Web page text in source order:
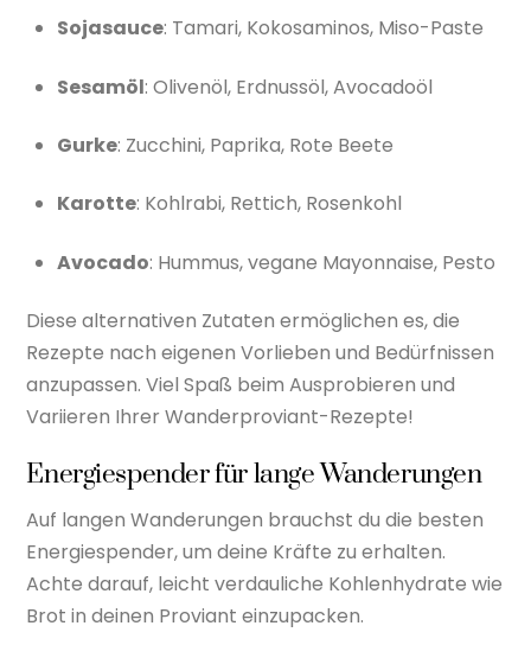
Sojasauce: Tamari, Kokosaminos, Miso-Paste
Sesamöl: Olivenöl, Erdnussöl, Avocadoöl
Gurke: Zucchini, Paprika, Rote Beete
Karotte: Kohlrabi, Rettich, Rosenkohl
Avocado: Hummus, vegane Mayonnaise, Pesto
Diese alternativen Zutaten ermöglichen es, die
Rezepte nach eigenen Vorlieben und Bedürfnissen
anzupassen. Viel Spaß beim Ausprobieren und
Variieren Ihrer Wanderproviant-Rezepte!
Energiespender für lange Wanderungen
Auf langen Wanderungen brauchst du die besten
Energiespender, um deine Kräfte zu erhalten.
Achte darauf, leicht verdauliche Kohlenhydrate wie
Brot in deinen Proviant einzupacken.